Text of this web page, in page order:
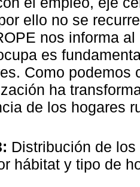
ello no se
nos informa
es
Como podemos
ha
de los hogares
Distribución de
hábitat y tipo de